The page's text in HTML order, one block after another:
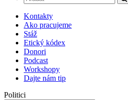
Kontakty
Ako pracujeme
Stáž
Etický kódex
Donori
Podcast
Workshopy
Dajte nám tip
Politici